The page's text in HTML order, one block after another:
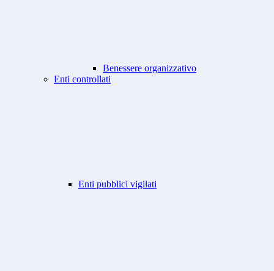
Benessere organizzativo
Enti controllati
Enti pubblici vigilati